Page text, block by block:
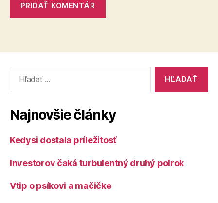
Najnovšie články
Kedysi dostala príležitosť
Investorov čaká turbulentný druhý polrok
Vtip o psíkovi a mačičke